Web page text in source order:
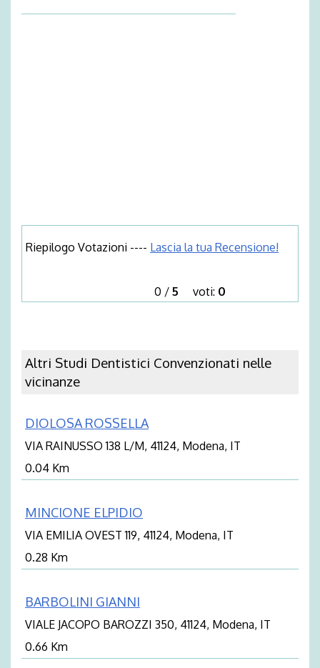
Riepilogo Votazioni ---- Lascia la tua Recensione!
0 / 5 voti: 0
Altri Studi Dentistici Convenzionati nelle
vicinanze
DIOLOSA ROSSELLA
VIA RAINUSSO 138 L/M, 41124, Modena, IT
0.04 Km
MINCIONE ELPIDIO
VIA EMILIA OVEST 119, 41124, Modena, IT
0.28 Km
BARBOLINI GIANNI
VIALE JACOPO BAROZZI 350, 41124, Modena, IT
0.66 Km